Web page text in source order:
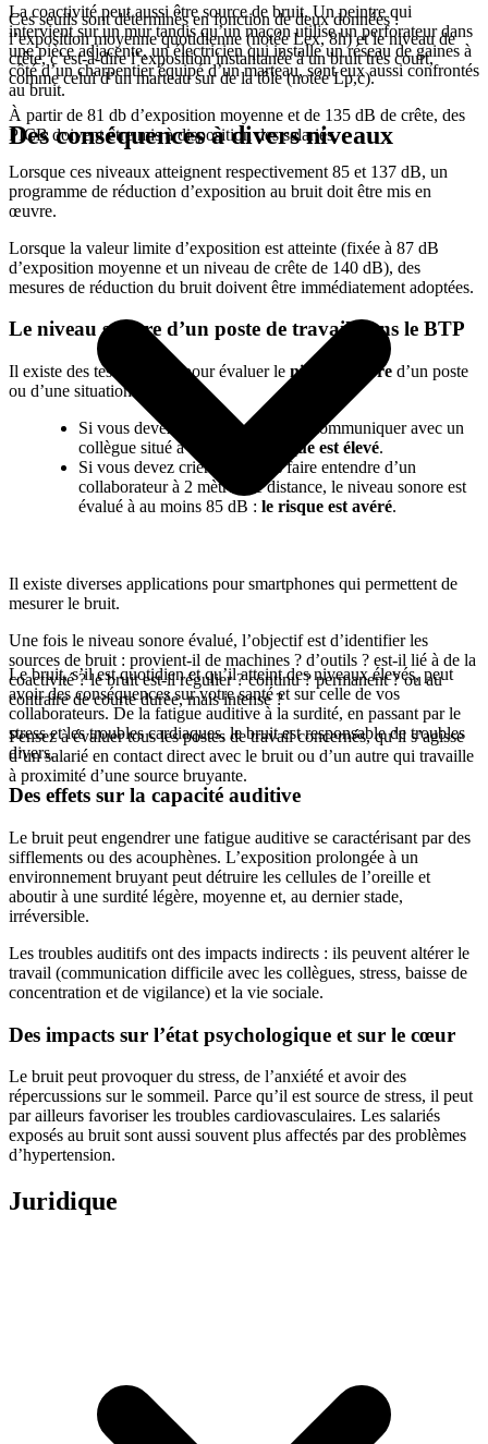
Ces seuils sont déterminés en fonction de deux données :
l’exposition moyenne quotidienne (notée Lex, 8h) et le niveau de
crête, c’est-à-dire l’exposition instantanée à un bruit très court,
comme celui d’un marteau sur de la tôle (notée Lp,c).
À partir de 81 db d’exposition moyenne et de 135 dB de crête, des
PICB doivent être mis à disposition des salariés.
Lorsque ces niveaux atteignent respectivement 85 et 137 dB, un
programme de réduction d’exposition au bruit doit être mis en
œuvre.
Lorsque la valeur limite d’exposition est atteinte (fixée à 87 dB
d’exposition moyenne et un niveau de crête de 140 dB), des
mesures de réduction du bruit doivent être immédiatement adoptées.
Le niveau sonore d’un poste de travail dans le BTP
Il existe des tests simples pour évaluer le niveau sonore d’un poste
ou d’une situation de travail :
Si vous devez élever la voix pour communiquer avec un
collègue situé à 1 mètre :
le risque est élevé.
Si vous devez crier pour vous faire entendre d’un
collaborateur à 2 mètres de distance, le niveau sonore est
évalué à au moins 85 dB : le risque est avéré.
Il existe diverses applications pour smartphones qui permettent de
mesurer le bruit.
Une fois le niveau sonore évalué, l’objectif est d’identifier les
sources de bruit : provient-il de machines ? d’outils ? est-il lié à de la
coactivité ? le bruit est-il régulier ? continu ? permanent ? ou au
contraire de courte durée, mais intense ?
Pensez à évaluer tous les postes de travail concernés, qu’il s’agisse
d’un salarié en contact direct avec le bruit ou d’un autre qui travaille
à proximité d’une source bruyante.
La coactivité peut aussi être source de bruit. Un peintre qui
intervient sur un mur tandis qu’un maçon utilise un perforateur dans
une pièce adjacente, un électricien qui installe un réseau de gaines à
côté d’un charpentier équipé d’un marteau, sont eux aussi confrontés
au bruit.
Des conséquences à divers niveaux
Le bruit, s’il est quotidien et qu’il atteint des niveaux élevés, peut
avoir des conséquences sur votre santé et sur celle de vos
collaborateurs. De la fatigue auditive à la surdité, en passant par le
stress et les troubles cardiaques, le bruit est responsable de troubles
divers.
Des effets sur la capacité auditive
Le bruit peut engendrer une fatigue auditive se caractérisant par des
sifflements ou des acouphènes. L’exposition prolongée à un
environnement bruyant peut détruire les cellules de l’oreille et
aboutir à une surdité légère, moyenne et, au dernier stade,
irréversible.
Les troubles auditifs ont des impacts indirects : ils peuvent altérer le
travail (communication difficile avec les collègues, stress, baisse de
concentration et de vigilance) et la vie sociale.
Des impacts sur l’état psychologique et sur le cœur
Le bruit peut provoquer du stress, de l’anxiété et avoir des
répercussions sur le sommeil. Parce qu’il est source de stress, il peut
par ailleurs favoriser les troubles cardiovasculaires. Les salariés
exposés au bruit sont aussi souvent plus affectés par des problèmes
d’hypertension.
Juridique